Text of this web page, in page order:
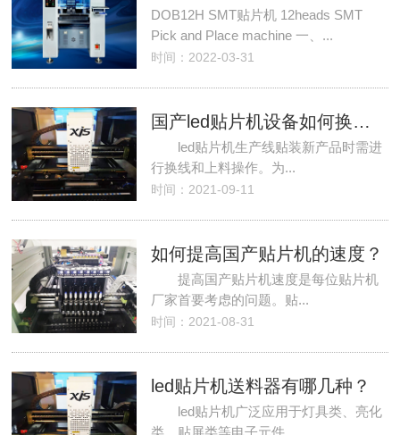
DOB12H SMT贴片机 12heads SMT
Pick and Place machine 一、...
时间：2022-03-31
国产led贴片机设备如何换线和上料？
led贴片机生产线贴装新产品时需进
行换线和上料操作。为...
时间：2021-09-11
如何提高国产贴片机的速度？
提高国产贴片机速度是每位贴片机
厂家首要考虑的问题。贴...
时间：2021-08-31
led贴片机送料器有哪几种？
led贴片机广泛应用于灯具类、亮化
类、贴屏类等电子元件...